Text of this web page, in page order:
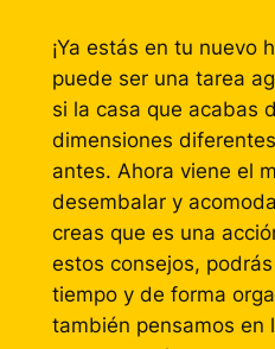
¡Ya estás en tu nuevo
puede ser una tarea
si la casa que acabas
dimensiones
antes. Ahora viene el
desembalar y
creas que es una
estos consejos,
tiempo y de forma
también pensamos en